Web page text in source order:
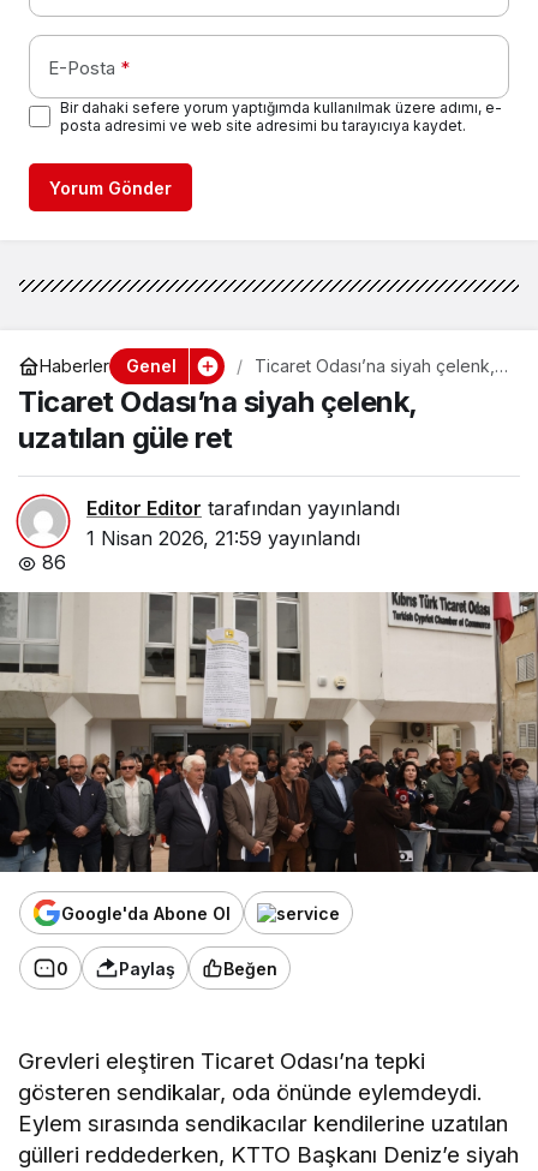
E-Posta *
Bir dahaki sefere yorum yaptığımda kullanılmak üzere adımı, e-
posta adresimi ve web site adresimi bu tarayıcıya kaydet.
Yorum Gönder
Haberler Genel
Ticaret Odası’na siyah çelenk,
uzatılan güle ret
Ticaret Odası’na siyah çelenk,
uzatılan güle ret
Editor Editor tarafından yayınlandı
1 Nisan 2026, 21:59 yayınlandı
86
Google'da Abone Ol
0 Paylaş Beğen
Grevleri eleştiren Ticaret Odası’na tepki
gösteren sendikalar, oda önünde eylemdeydi.
Eylem sırasında sendikacılar kendilerine uzatılan
gülleri reddederken, KTTO Başkanı Deniz’e siyah